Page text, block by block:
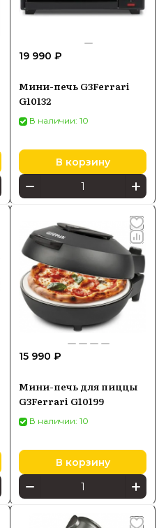
19 990 ₽
Мини-печь G3Ferrari
G10132
В наличии: 10
В корзину
15 990 ₽
Мини-печь для пиццы
G3Ferrari G10199
В наличии: 10
В корзину